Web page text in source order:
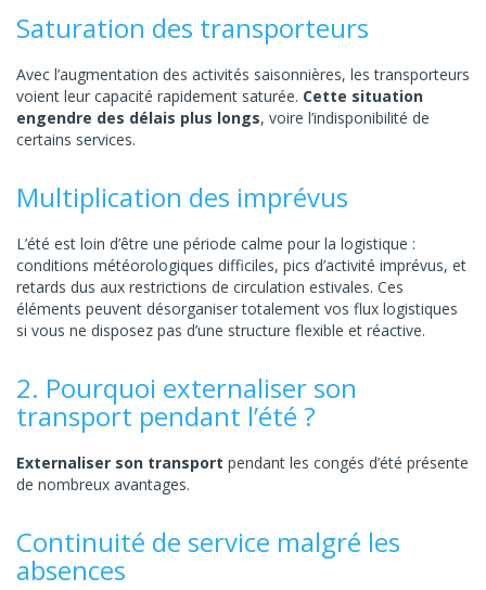
Saturation des transporteurs
Avec l’augmentation des activités saisonnières, les transporteurs
voient leur capacité rapidement saturée. Cette situation
engendre des délais plus longs, voire l’indisponibilité de
certains services.
Multiplication des imprévus
L’été est loin d’être une période calme pour la logistique :
conditions météorologiques difficiles, pics d’activité imprévus, et
retards dus aux restrictions de circulation estivales. Ces
éléments peuvent désorganiser totalement vos flux logistiques
si vous ne disposez pas d’une structure flexible et réactive.
2. Pourquoi externaliser son
transport pendant l’été ?
Externaliser son transport pendant les congés d’été présente
de nombreux avantages.
Continuité de service malgré les
absences